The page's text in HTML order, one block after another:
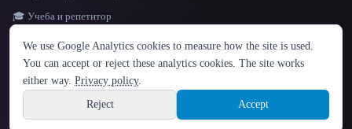
ЯЗЫК
English español Français Русский 简体中文
Hindi
Sign up
🎓 Учеба и репетитор
Site information
© 2026 That AI Collection. Все права защищены.
политика конфиденциальности
Built with Metatron ★
build de3d624c
We use Google Analytics cookies to measure how the site is used.
You can accept or reject these analytics cookies. The site works
either way. Privacy policy.
Reject
Accept